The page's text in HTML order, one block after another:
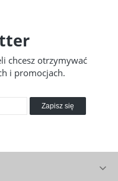
chcesz otrzymywać
i promocjach.
Zapisz się